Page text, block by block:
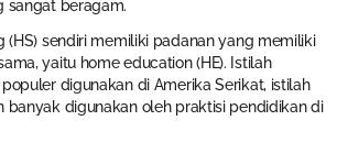
sangat beragam.
(HS) sendiri memiliki padanan yang memiliki
yaitu home education (HE). Istilah
digunakan di Amerika Serikat, istilah
banyak digunakan oleh praktisi pendidikan di